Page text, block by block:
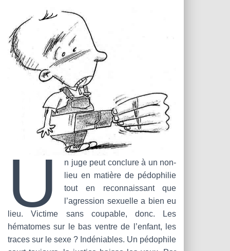
U
n juge peut conclure à un non-
lieu en matière de pédophilie
tout en reconnaissant que
l’agression sexuelle a bien eu
lieu. Victime sans coupable, donc. Les
hématomes sur le bas ventre de l’enfant, les
traces sur le sexe ? Indéniables. Un pédophile